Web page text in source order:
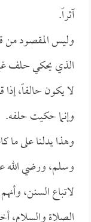
آثراً.
وليس المقصود من
الذي يحكي حلف
لا يكون حالفاً،
وإنما حكيت حلفه.
وهذا يدلنا على
وسلم، ورضي الله
لاتباع السنن،